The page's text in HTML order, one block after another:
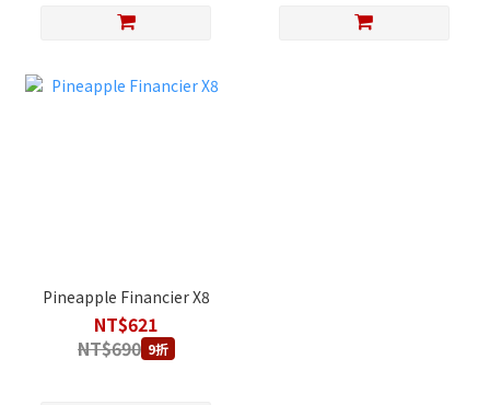
Pineapple Financier X8
NT$621
NT$690 9折